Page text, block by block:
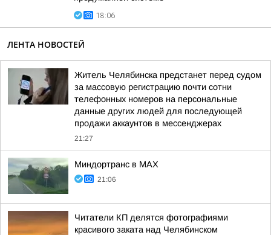
18:06
ЛЕНТА НОВОСТЕЙ
Житель Челябинска предстанет перед судом
за массовую регистрацию почти сотни
телефонных номеров на персональные
данные других людей для последующей
продажи аккаунтов в мессенджерах
21:27
Миндортранс в MAX
21:06
Читатели КП делятся фотографиями
красивого заката над Челябинском